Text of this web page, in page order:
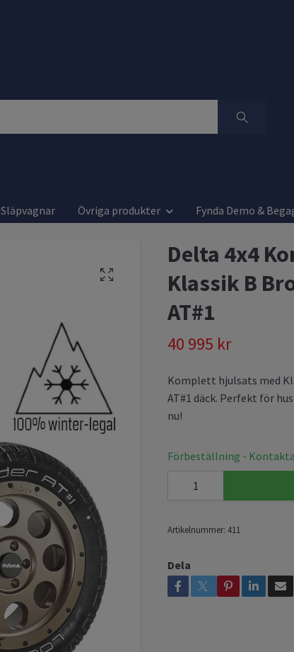
Släpvagnar Övriga produkter Fynda Demo &
Delta 4x4
Klassik B
AT#1
40 995 kr
Komplett hjulsats med
AT#1 däck. Perfekt för
nu!
Förbeställning -
Artikelnummer: 411
Dela